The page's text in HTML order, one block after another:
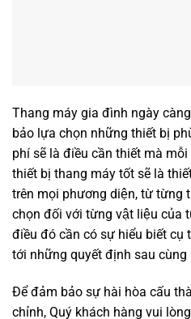
Thang máy gia đình ngày
bảo lựa chọn những thiết bị
phí sẽ là điều cần thiết mà
thiết bị thang máy tốt sẽ là
trên mọi phương diện, từ từng
chọn đối với từng vật liệu của
điều đó cần có sự hiểu biết cụ
tới những quyết định sau cùng
Để đảm bảo sự hài hòa cấu
chỉnh, Quý khách hàng vui